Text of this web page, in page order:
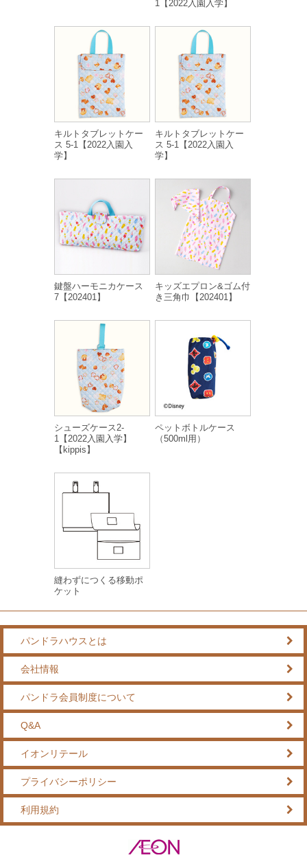
1【2022入園入学】
キルトタブレットケー
ス 5-1【2022入園入
学】
キルトタブレットケー
ス 5-1【2022入園入
学】
鍵盤ハーモニカケース
7【202401】
キッズエプロン&ゴム付
き三角巾【202401】
シューズケース2-
1【2022入園入学】
【kippis】
ペットボトルケース
（500ml用）
縫わずにつくる移動ポ
ケット
パンドラハウスとは
会社情報
パンドラ会員制度について
Q&A
イオンリテール
プライバシーポリシー
利用規約